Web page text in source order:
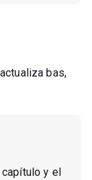
bas,
y el